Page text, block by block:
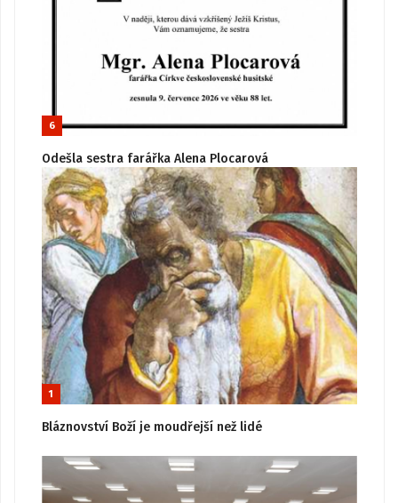
6
Odešla sestra farářka Alena Plocarová
1
Bláznovství Boží je moudřejší než lidé